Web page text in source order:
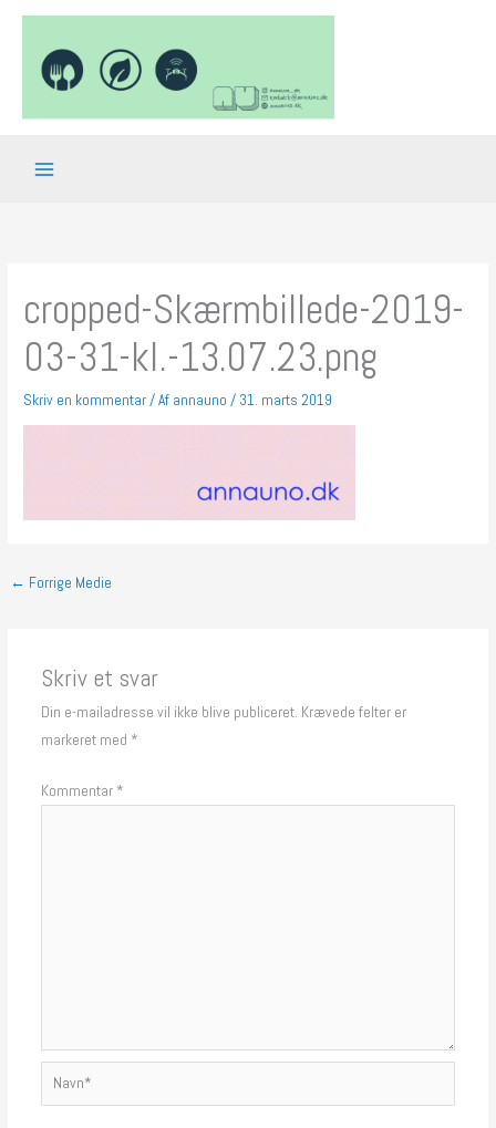
indholdet
cropped-Skærmbillede-2019-
03-31-kl.-13.07.23.png
Skriv en kommentar/ Af annauno/ 31. marts 2019
← Forrige Medie
Skriv et svar
Din e-mailadresse vil ikke blive publiceret. Krævede felter er
markeret med *
Kommentar *
Navn*